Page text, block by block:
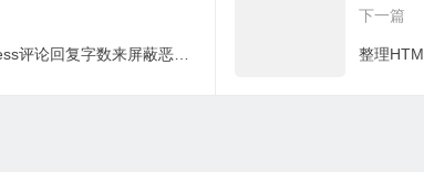
通过控制WordPress评论回复字数来屏蔽恶意评论
下一篇